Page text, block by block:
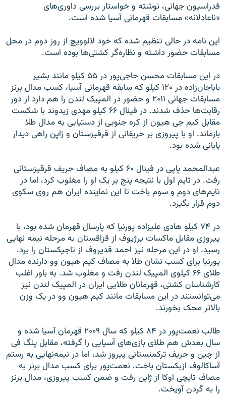
فدراسیون جهانی، نوشته و خواستار بررسی داوری‌های
«ناعادلانه» مسابقات قهرمانی آسیا شده است.
این نامه در حالی تنظیم شده که خود لالوویچ از روز دوم در محل
مسابقات حضور داشته و نظاره‌گر کشتی‌ها بوده است.
در این مسابقات محسن حاجی‌پور در ۵۵ کیلو مانند بشیر
باباجان‌زاده در ۱۲۰ کیلو که سابقه قهرمانی آسیا، کسب مدال برنز
مسابقات جهانی ۲۰۱۱ و حضور در المپیک لندن را هم دارد از دور
رقابت‌ها حذف شدند. در فینال ۶۶ کیلو مهدی زیدوند با شکست
مقابل کیم جی هیون از کره جنوبی از دستیابی به مدال طلا
بازماند. او با پیروزی بر حریفانی از قرقیزستان و ژاپن راهی دیدار
پایانی شده بود.
عبدالمحمد پاپی در فینال ۶۰ کیلو به مصاف حریف قرقیزستانی
رفت. در تایم اول با نتیجه پنج بر یک او را مغلوب کرد، اما در
تایم‌های دوم و سوم باخت تا این نماینده ایران هم روی سکوی
دوم قرار بگیرد.
در ۷۴ کیلو هادی علیزاده پورنیا که پارسال قهرمان شده بود، با
پیروزی مقابل ماکسات یرژپوف از قزاقستان به مرحله نیمه نهایی
رسید. او در این مرحله نیز احمد قدیروف از تاجیکستان را برد.
پورنیا برای کسب نشان طلا به مصاف کیم هیون وو دارنده مدال
طلای ۶۶ کیلوی المپیک لندن رفت و مغلوب شد. به باور اغلب
کار‌شناسان کشتی، قهرمانان طلایی ایران در المپیک لندن نیز
می‌توانستند در این مسابقات مانند کیم هیون وو در یک وزن
بالا‌تر محک بخورند.
طالب نعمت‌پور در ۸۴ کیلو که سال ۲۰۰۹ قهرمان آسیا شده و
سال بعدش هم طلای بازی‌های آسیایی را گرفته، مقابل پنگ فی
از چین و حریف ترکمنستانی پیروز شد، اما در نیمه‌نهایی به رستم
آساکالوف ازبکستان باخت. نعمت‌پور برای کسب مدال برنز به
مصاف تایچی اوکا از ژاپن رفت و ضمن کسب پیروزی، مدال برنز
را به گردن آویخت.